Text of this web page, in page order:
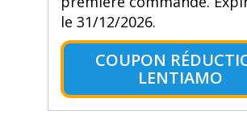
le 31/12/2026.
COUPON
LENTIAMO